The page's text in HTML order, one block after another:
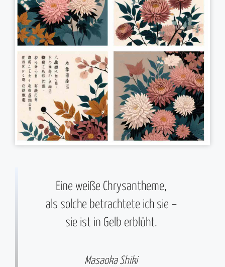
Eine weiße Chrysantheme,
als solche betrachtete ich sie –
sie ist in Gelb erblüht.
Masaoka Shiki